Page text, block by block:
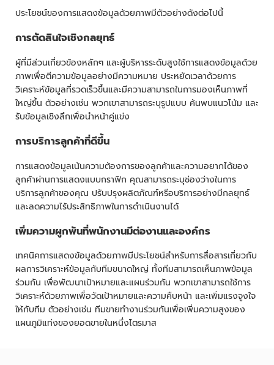
ประโยชน์ของการแสดงข้อมูลด้วยภาพมีตัวอย่างดังต่อไปนี้
การตัดสินใจเชิงกลยุทธ์
ผู้ที่มีส่วนเกี่ยวข้องหลักๆ และผู้บริหารระดับสูงใช้การแสดงข้อมูลด้วย
ภาพเพื่อตีความข้อมูลอย่างมีความหมาย ประหยัดเวลาด้วยการ
วิเคราะห์ข้อมูลที่รวดเร็วขึ้นและมีความสามารถในการมองเห็นภาพที่
ใหญ่ขึ้น ตัวอย่างเช่น พวกเขาสามารถระบุรูปแบบ ค้นพบแนวโน้ม และ
รับข้อมูลเชิงลึกเพื่อนำหน้าคู่แข่ง
การบริการลูกค้าที่ดีขึ้น
การแสดงข้อมูลเน้นความต้องการของลูกค้าและความอยากได้ของ
ลูกค้าผ่านการแสดงแบบกราฟิก คุณสามารถระบุช่องว่างในการ
บริการลูกค้าของคุณ ปรับปรุงผลิตภัณฑ์หรือบริการอย่างมีกลยุทธ์
และลดความไร้ประสิทธิภาพในการดำเนินงานได้
เพิ่มความผูกพันที่พนักงานมีต่องานและองค์กร
เทคนิคการแสดงข้อมูลด้วยภาพมีประโยชน์สำหรับการสื่อสารเกี่ยวกับ
ผลการวิเคราะห์ข้อมูลกับทีมขนาดใหญ่ ทั้งทีมสามารถเห็นภาพข้อมูล
ร่วมกัน เพื่อพัฒนาเป้าหมายและแผนร่วมกัน พวกเขาสามารถใช้การ
วิเคราะห์ด้วยภาพเพื่อวัดเป้าหมายและความคืบหน้า และเพิ่มแรงจูงใจ
ให้กับทีม ตัวอย่างเช่น ทีมขายทำงานร่วมกันเพื่อเพิ่มความสูงของ
แผนภูมิแท่งของยอดขายในหนึ่งไตรมาส